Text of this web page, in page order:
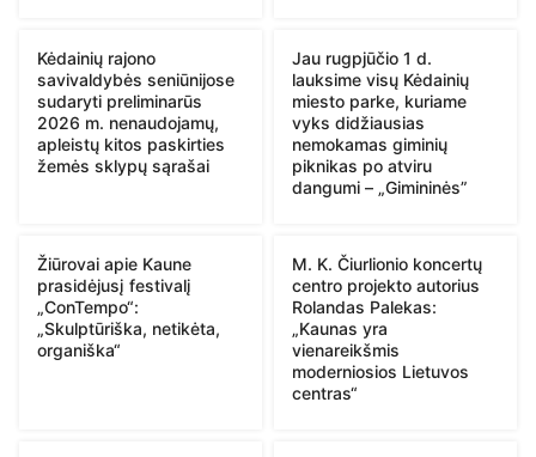
Kėdainių rajono
savivaldybės seniūnijose
sudaryti preliminarūs
2026 m. nenaudojamų,
apleistų kitos paskirties
žemės sklypų sąrašai
Jau rugpjūčio 1 d.
lauksime visų Kėdainių
miesto parke, kuriame
vyks didžiausias
nemokamas giminių
piknikas po atviru
dangumi – „Gimininės”
Žiūrovai apie Kaune
prasidėjusį festivalį
„ConTempo“:
„Skulptūriška, netikėta,
organiška“
M. K. Čiurlionio koncertų
centro projekto autorius
Rolandas Palekas:
„Kaunas yra
vienareikšmis
moderniosios Lietuvos
centras“